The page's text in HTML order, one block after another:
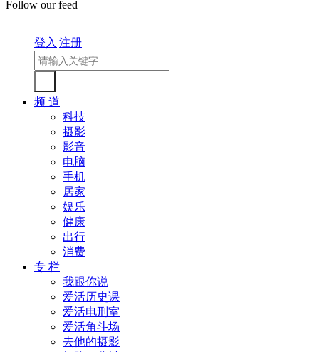
Follow our feed
登入|注册
频 道
科技
摄影
影音
电脑
手机
居家
娱乐
健康
出行
消费
专 栏
我跟你说
爱活历史课
爱活电刑室
爱活角斗场
去他的摄影